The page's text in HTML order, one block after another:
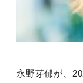
永野芽郁が、